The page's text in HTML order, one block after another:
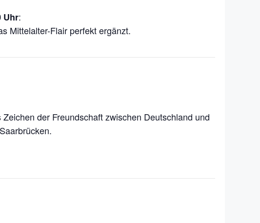
Uhr:
Mittelalter-Flair perfekt ergänzt.
der Freundschaft zwischen Deutschland und